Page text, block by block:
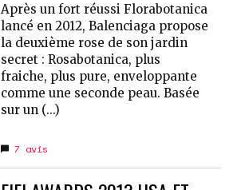
Après un fort réussi Florabotanica
lancé en 2012, Balenciaga propose
la deuxième rose de son jardin
secret : Rosabotanica, plus
fraiche, plus pure, enveloppante
comme une seconde peau. Basée
sur un (...)
7 avis